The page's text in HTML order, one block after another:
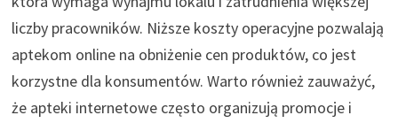
liczby pracowników. Niższe koszty operacyjne pozwalają
aptekom online na obniżenie cen produktów, co jest
korzystne dla konsumentów. Warto również zauważyć,
że apteki internetowe często organizują promocje i